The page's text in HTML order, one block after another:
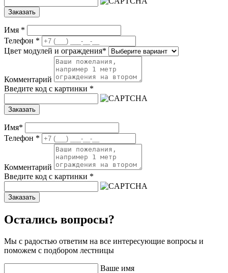
Заказать
Имя *
Телефон *
Цвет модулей и ограждения*
Комментарий
Введите код с картинки *
Заказать
Имя*
Телефон *
Комментарий
Введите код с картинки *
Заказать
Остались вопросы?
Мы с радостью ответим на все интересующие вопросы и
поможем с подбором лестницы
Ваше имя